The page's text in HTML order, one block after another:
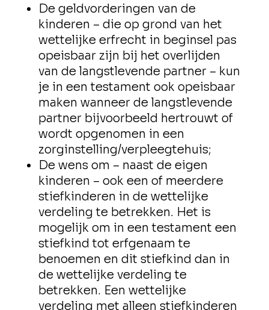
De geldvorderingen van de
kinderen – die op grond van het
wettelijke erfrecht in beginsel pas
opeisbaar zijn bij het overlijden
van de langstlevende partner – kun
je in een testament ook opeisbaar
maken wanneer de langstlevende
partner bijvoorbeeld hertrouwt of
wordt opgenomen in een
zorginstelling/verpleegtehuis;
De wens om – naast de eigen
kinderen – ook een of meerdere
stiefkinderen in de wettelijke
verdeling te betrekken. Het is
mogelijk om in een testament een
stiefkind tot erfgenaam te
benoemen en dit stiefkind dan in
de wettelijke verdeling te
betrekken. Een wettelijke
verdeling met alleen stiefkinderen